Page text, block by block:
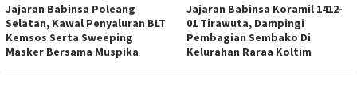
Jajaran Babinsa Poleang
Selatan, Kawal Penyaluran BLT
Kemsos Serta Sweeping
Masker Bersama Muspika
Jajaran Babinsa Koramil 1412-
01 Tirawuta, Dampingi
Pembagian Sembako Di
Kelurahan Raraa Koltim